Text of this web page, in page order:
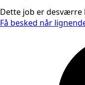
Dette job er desværre
Få besked når